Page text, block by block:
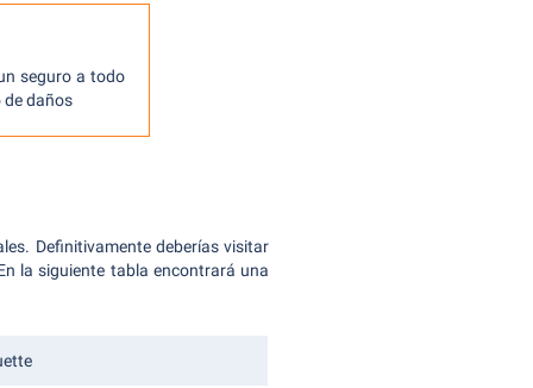
seguro a todo
de daños
Definitivamente deberías visitar
la siguiente tabla encontrará una